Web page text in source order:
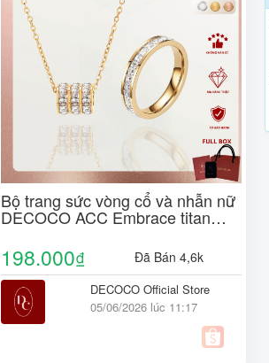
Bộ trang sức vòng cổ và nhẫn nữ
DECOCO ACC Embrace titan
Thiệp)
198.000₫ Đã Bán 4,6k
DECOCO Official Store
05/06/2026 lúc 11:17